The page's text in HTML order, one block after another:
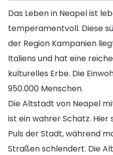
Das Leben in Neapel ist
temperamentvoll. Diese
der Region Kampanien
Italiens und hat eine
kulturelles Erbe. Die
950.000 Menschen.
Die Altstadt von Neapel
ist ein wahrer Schatz.
Puls der Stadt, während
Straßen schlendert. Die